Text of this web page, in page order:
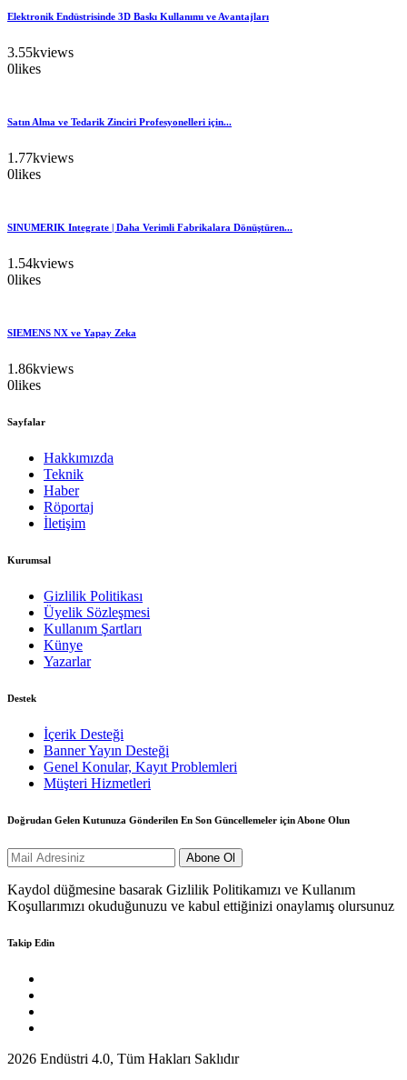
Elektronik Endüstrisinde 3D Baskı Kullanımı ve Avantajları
3.55kviews
0likes
Satın Alma ve Tedarik Zinciri Profesyonelleri için...
1.77kviews
0likes
SINUMERIK Integrate | Daha Verimli Fabrikalara Dönüştüren...
1.54kviews
0likes
SIEMENS NX ve Yapay Zeka
1.86kviews
0likes
Sayfalar
Hakkımızda
Teknik
Haber
Röportaj
İletişim
Kurumsal
Gizlilik Politikası
Üyelik Sözleşmesi
Kullanım Şartları
Künye
Yazarlar
Destek
İçerik Desteği
Banner Yayın Desteği
Genel Konular, Kayıt Problemleri
Müşteri Hizmetleri
Doğrudan Gelen Kutunuza Gönderilen En Son Güncellemeler için Abone Olun
Kaydol düğmesine basarak Gizlilik Politikamızı ve Kullanım
Koşullarımızı okuduğunuzu ve kabul ettiğinizi onaylamış olursunuz
Takip Edin
2026 Endüstri 4.0, Tüm Hakları Saklıdır